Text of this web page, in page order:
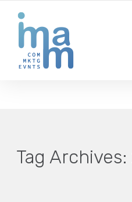
IBIZA · MADRID · BARCELONA
Tag Archives: